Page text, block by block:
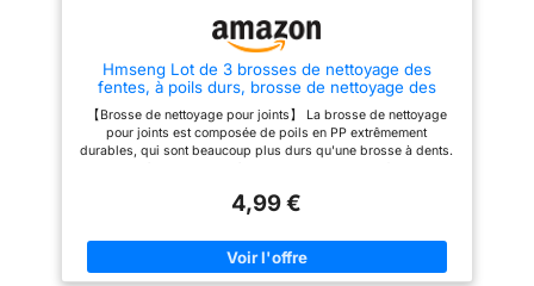
Hmseng Lot de 3 brosses de nettoyage des
fentes, à poils durs, brosse de nettoyage des
coins, brosse de nettoyage des coins pour salle
de bain, carrelage, cuisine
【Brosse de nettoyage pour joints】 La brosse de nettoyage
pour joints est composée de poils en PP extrêmement
durables, qui sont beaucoup plus durs qu'une brosse à dents.
facilement les coins morts et nettoyer les petits espaces. Si
être nettoyés lors du nettoyage à la maison, la brosse de
nettoyage de joints étroite est votre produit de nettoyage
parfait. 【Design ergonomique】 La brosse de nettoyage pour
4,99 €